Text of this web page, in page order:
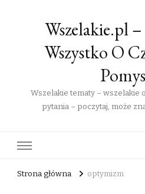
Wszelakie.pl
Wszystko O
Wszelakie tematy – wszelakie
pytania – poczytaj, może
Strona główna optymizm